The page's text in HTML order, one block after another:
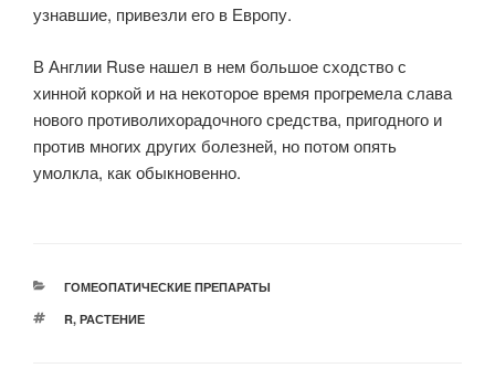
узнавшие, привезли его в Европу.
В Англии Ruse нашел в нем большое сходство с
хинной коркой и на некоторое время прогремела слава
нового противолихорадочного средства, пригодного и
против многих других болезней, но потом опять
умолкла, как обыкновенно.
РУБРИКИ
ГОМЕОПАТИЧЕСКИЕ ПРЕПАРАТЫ
МЕТКИ
R, РАСТЕНИЕ